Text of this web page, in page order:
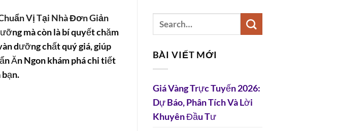
Vị Tại Nhà Đơn Giản
mà còn là bí quyết chăm
dưỡng chất quý giá, giúp
Ăn Ngon khám phá chi tiết
bạn.
BÀI VIẾT MỚI
Giá Vàng Trực Tuyến 2026:
Dự Báo, Phân Tích Và Lời
Khuyên Đầu Tư